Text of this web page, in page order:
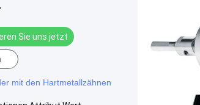
Sie uns jetzt
mit den Hartmetallzähnen